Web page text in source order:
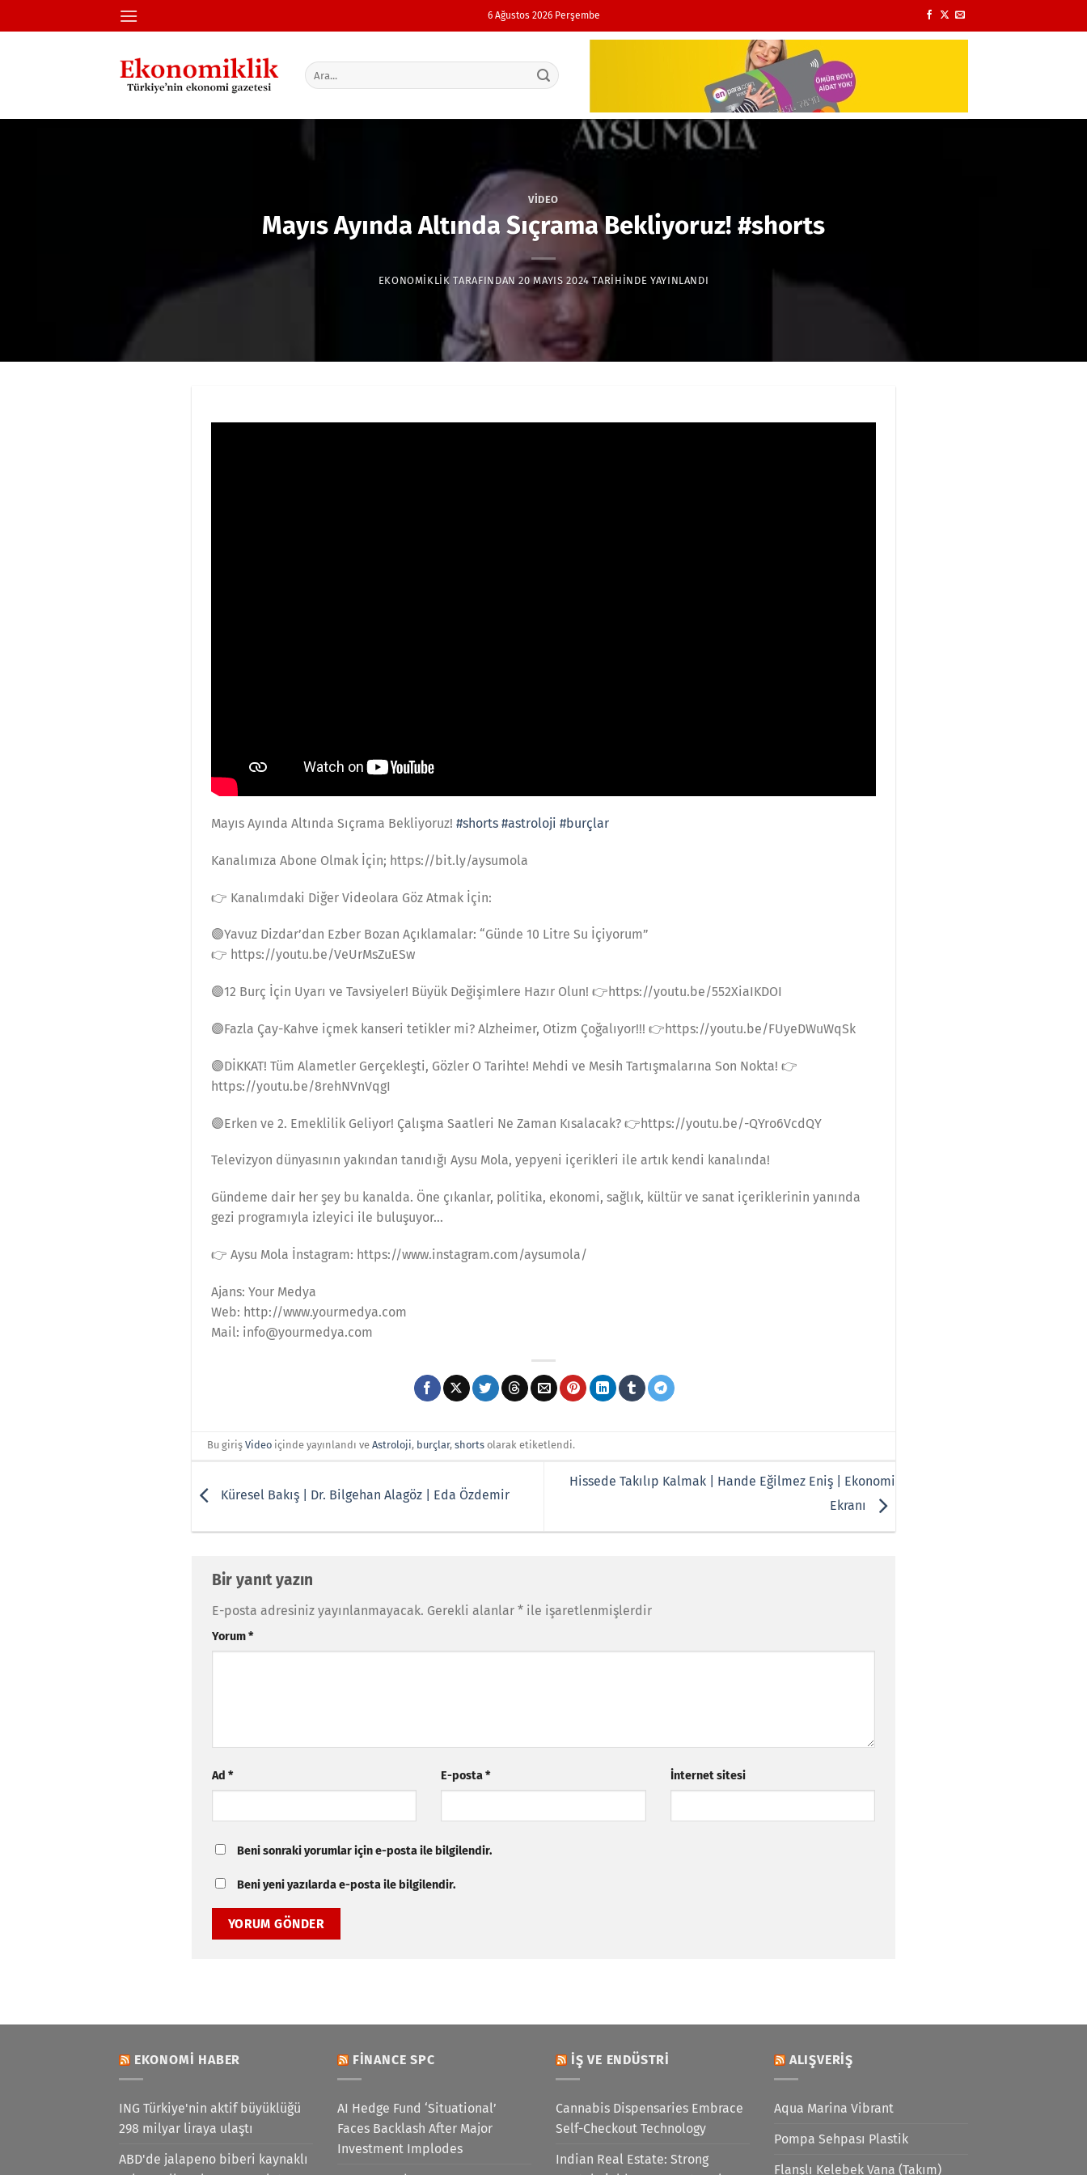
atla
6 Ağustos 2026 Perşembe
VIDEO
Mayıs Ayında Altında Sıçrama Bekliyoruz! #shorts
EKONOMIKLIK TARAFINDAN 20 MAYIS 2024TARIHINDE YAYINLANDI
Mayıs Ayında Altında Sıçrama Bekliyoruz! #shorts #astroloji #burçlar
Kanalımıza Abone Olmak İçin; https://bit.ly/aysumola
👉 Kanalımdaki Diğer Videolara Göz Atmak İçin:
🟣Yavuz Dizdar’dan Ezber Bozan Açıklamalar: “Günde 10 Litre Su İçiyorum”
👉 https://youtu.be/VeUrMsZuESw
🟣12 Burç İçin Uyarı ve Tavsiyeler! Büyük Değişimlere Hazır Olun! 👉https://youtu.be/552XiaIKDOI
🟣Fazla Çay-Kahve içmek kanseri tetikler mi? Alzheimer, Otizm Çoğalıyor!!! 👉https://youtu.be/FUyeDWuWqSk
🟣DİKKAT! Tüm Alametler Gerçekleşti, Gözler O Tarihte! Mehdi ve Mesih Tartışmalarına Son Nokta! 👉
https://youtu.be/8rehNVnVqgI
🟣Erken ve 2. Emeklilik Geliyor! Çalışma Saatleri Ne Zaman Kısalacak? 👉https://youtu.be/-QYro6VcdQY
Televizyon dünyasının yakından tanıdığı Aysu Mola, yepyeni içerikleri ile artık kendi kanalında!
Gündeme dair her şey bu kanalda. Öne çıkanlar, politika, ekonomi, sağlık, kültür ve sanat içeriklerinin yanında
gezi programıyla izleyici ile buluşuyor…
👉 Aysu Mola İnstagram: https://www.instagram.com/aysumola/
Ajans: Your Medya
Web: http://www.yourmedya.com
Mail: info@yourmedya.com
Bu girişVideo içinde yayınlandı veAstroloji, burçlar,shorts olarak etiketlendi.
Küresel Bakış | Dr. Bilgehan Alagöz | Eda Özdemir
Hissede Takılıp Kalmak | Hande Eğilmez Eniş | Ekonomi
Ekranı
Bir yanıt yazın
E-posta adresiniz yayınlanmayacak. Gerekli alanlar * ile işaretlenmişlerdir
Yorum*
Ad * E-posta* İnternet sitesi
Beni sonraki yorumlar için e-posta ile bilgilendir.
Beni yeni yazılarda e-posta ile bilgilendir.
EKONOMI HABER
ING Türkiye'nin aktif büyüklüğü
298 milyar liraya ulaştı
ABD'de jalapeno biberi kaynaklı
FINANCE SPC
AI Hedge Fund ‘Situational’
Faces Backlash After Major
Investment Implodes
İŞ VE ENDÜSTRI
Cannabis Dispensaries Embrace
Self-Checkout Technology
Indian Real Estate: Strong
ALIŞVERIŞ
Aqua Marina Vibrant
Pompa Sehpası Plastik
Flanşlı Kelebek Vana (Takım)